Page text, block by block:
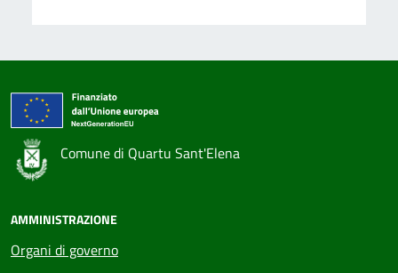
Comune di Quartu Sant'Elena
AMMINISTRAZIONE
Organi di governo